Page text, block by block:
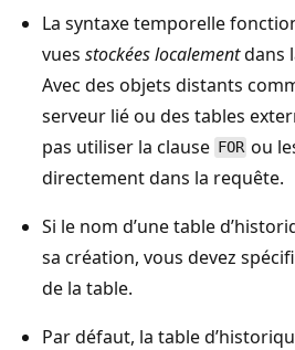
La syntaxe temporelle
vues stockées localementdans
Avec des objets distants
serveur lié ou des tables
pas utiliser la clause FOR ou
directement dans la requête.
Si le nom d’une table
sa création, vous devez
de la table.
Par défaut, la table